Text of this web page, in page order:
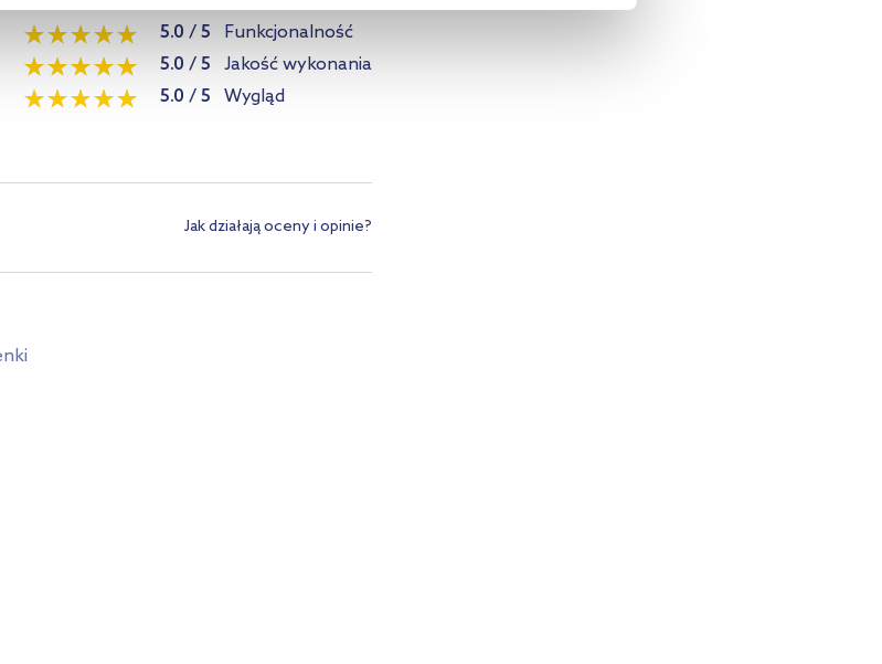
5.0 / 5
Funkcjonalność
5.0 / 5
Jakość wykonania
5.0 / 5 Wygląd
Jak działają oceny i opinie?